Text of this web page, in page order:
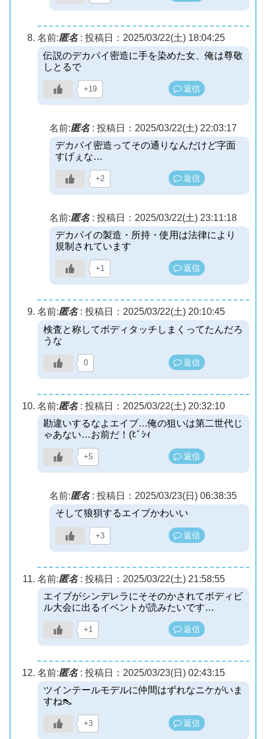
名前:匿名: 投稿日：2025/03/22(土) 18:04:25
伝説のデカパイ密造に手を染めた女、俺は尊敬
しとるで
+19 返信
名前:匿名: 投稿日：2025/03/22(土) 22:03:17
デカパイ密造ってその通りなんだけど字面
すげぇな…
+2 返信
名前:匿名: 投稿日：2025/03/22(土) 23:11:18
デカパイの製造・所持・使用は法律により
規制されています
+1 返信
名前:匿名: 投稿日：2025/03/22(土) 20:10:45
検査と称してボディタッチしまくってたんだろ
うな
0 返信
名前:匿名: 投稿日：2025/03/22(土) 20:32:10
勘違いするなよエイブ…俺の狙いは第二世代じ
ゃあない…お前だ！(ﾋﾞｼｨ
+5 返信
名前:匿名: 投稿日：2025/03/23(日) 06:38:35
そして狼狽するエイブかわいい
+3 返信
名前:匿名: 投稿日：2025/03/22(土) 21:58:55
エイブがシンデレラにそそのかされてボディビ
ル大会に出るイベントが読みたいです…
+1 返信
名前:匿名: 投稿日：2025/03/23(日) 02:43:15
ツインテールモデルに仲間はずれなニケがいま
すね👠
+3 返信